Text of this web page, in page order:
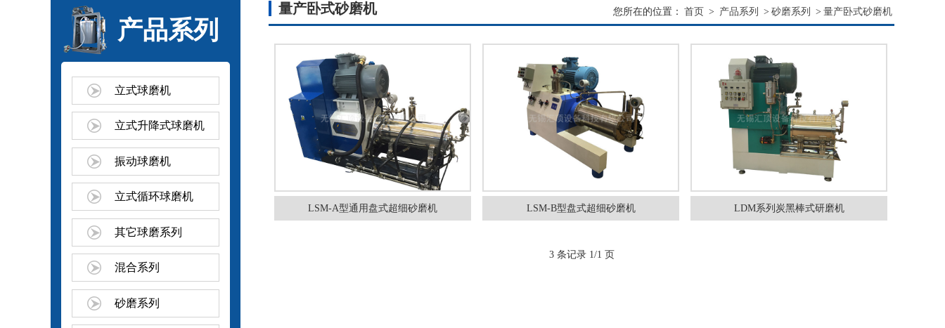
产品系列
立式球磨机
立式升降式球磨机
振动球磨机
立式循环球磨机
其它球磨系列
混合系列
砂磨系列
量产卧式砂磨机 您所在的位置： 首页 > 产品系列 > 砂磨系列 > 量产卧式砂磨机
LSM-A型通用盘式超细砂磨机 LSM-B型盘式超细砂磨机 LDM系列炭黑棒式研磨机
3 条记录 1/1 页